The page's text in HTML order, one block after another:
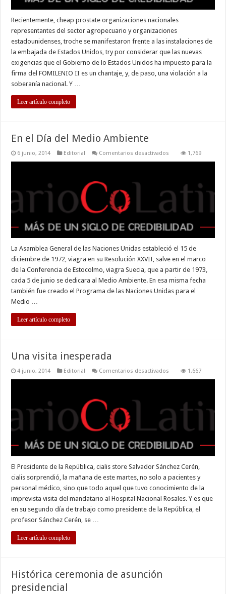
Recientemente, cheap prostate organizaciones nacionales
representantes del sector agropecuario y organizaciones
estadounidenses, troche se manifestaron frente a las instalaciones de
la embajada de Estados Unidos, try por considerar que las nuevas
exigencias que el Gobierno de lo Estados Unidos ha impuesto para la
firma del FOMILENIO II es un chantaje, y, de paso, una violación a la
soberanía nacional. Y …
Leer artículo completo
En el Día del Medio Ambiente
6 junio, 2014 Editorial Comentarios desactivados
Medio
Ambiente
1,769
La Asamblea General de las Naciones Unidas estableció el 15 de
diciembre de 1972, viagra en su Resolución XXVII, salve en el marco
de la Conferencia de Estocolmo, viagra Suecia, que a partir de 1973,
cada 5 de junio se dedicara al Medio Ambiente. En esa misma fecha
también fue creado el Programa de las Naciones Unidas para el
Medio …
Leer artículo completo
Una visita inesperada
4 junio, 2014 Editorial Comentarios desactivados 1,667
El Presidente de la República, cialis store Salvador Sánchez Cerén,
cialis sorprendió, la mañana de este martes, no solo a pacientes y
personal médico, sino que todo aquel que tuvo conocimiento de la
imprevista visita del mandatario al Hospital Nacional Rosales. Y es que
en su segundo día de trabajo como presidente de la República, el
profesor Sánchez Cerén, se …
Leer artículo completo
Histórica ceremonia de asunción
presidencial